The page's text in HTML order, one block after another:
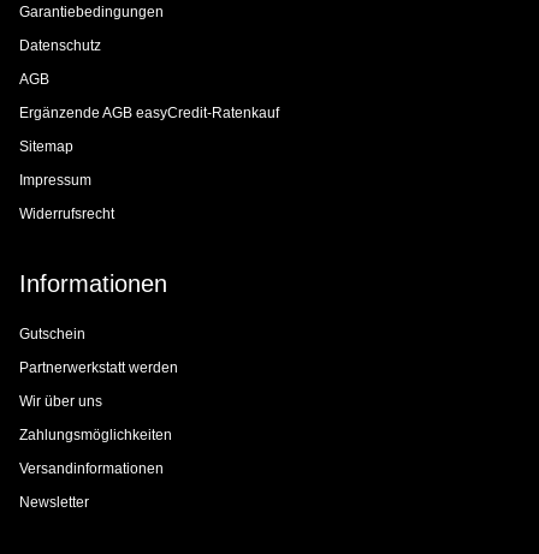
Garantiebedingungen
Datenschutz
AGB
Ergänzende AGB easyCredit-Ratenkauf
Sitemap
Impressum
Widerrufsrecht
Informationen
Gutschein
Partnerwerkstatt werden
Wir über uns
Zahlungsmöglichkeiten
Versandinformationen
Newsletter